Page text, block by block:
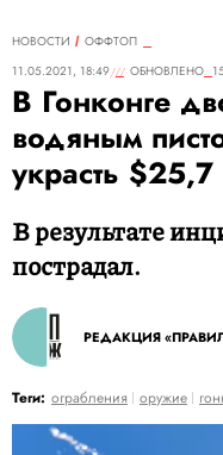
НОВОСТИ
ОФФТОП
11.05.2021, 18:49
ОБНОВЛЕНО
В Гонконге
водяным
украсть
В результате
пострадал.
РЕДАКЦИЯ
Теги: ограбления оружие